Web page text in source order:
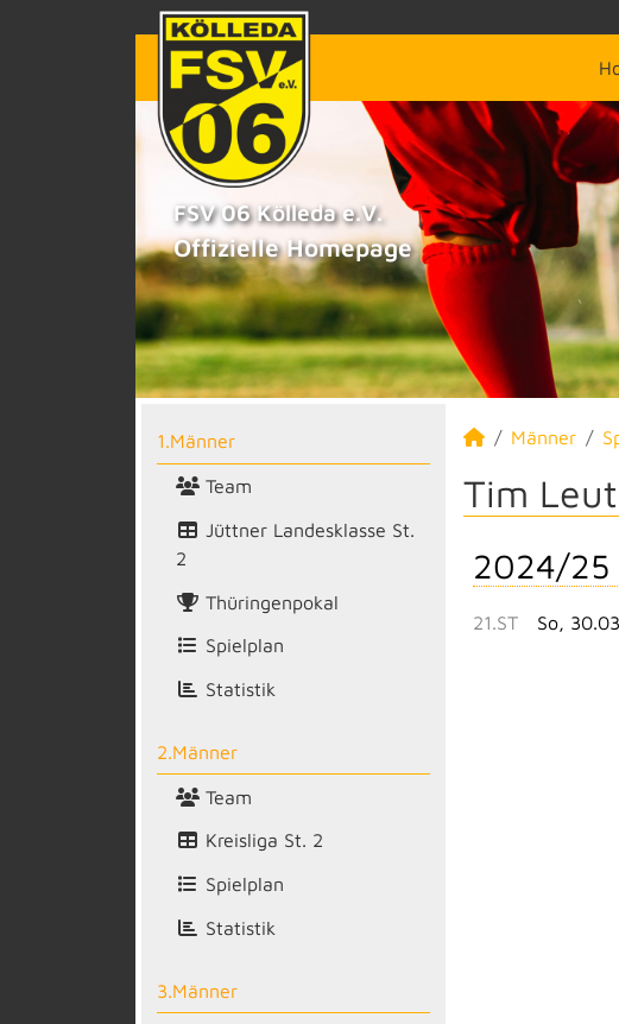
FSV 06 Kölleda e.V.
Offizielle Homepage
1.Männer
Team
Jüttner Landesklasse St.
2
Thüringenpokal
Spielplan
Statistik
2.Männer
Team
Kreisliga St. 2
Spielplan
Statistik
3.Männer
Männer
Tim
2024/25
21.ST So,